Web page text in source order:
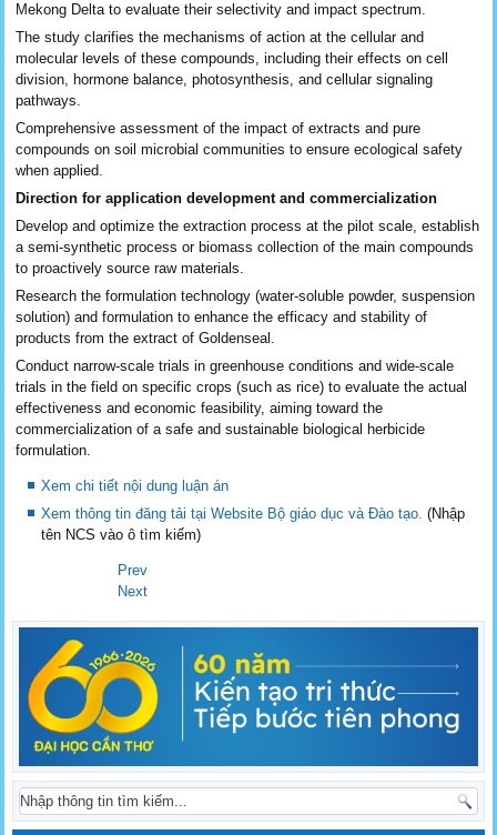
Mekong Delta to evaluate their selectivity and impact spectrum.
The study clarifies the mechanisms of action at the cellular and
molecular levels of these compounds, including their effects on cell
division, hormone balance, photosynthesis, and cellular signaling
pathways.
Comprehensive assessment of the impact of extracts and pure
compounds on soil microbial communities to ensure ecological safety
when applied.
Direction for application development and commercialization
Develop and optimize the extraction process at the pilot scale, establish
a semi-synthetic process or biomass collection of the main compounds
to proactively source raw materials.
Research the formulation technology (water-soluble powder, suspension
solution) and formulation to enhance the efficacy and stability of
products from the extract of Goldenseal.
Conduct narrow-scale trials in greenhouse conditions and wide-scale
trials in the field on specific crops (such as rice) to evaluate the actual
effectiveness and economic feasibility, aiming toward the
commercialization of a safe and sustainable biological herbicide
formulation.
Xem chi tiết nội dung luận án
Xem thông tin đăng tải tại Website Bộ giáo dục và Đào tạo. (Nhập
tên NCS vào ô tìm kiếm)
Prev
Next